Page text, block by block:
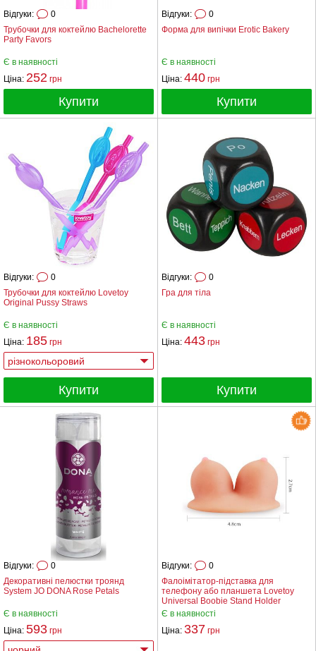
Трубочки для коктейлю Bachelorette
Party Favors
Відгуки: 0
Є в наявності
Ціна: 252 грн
Купити
Форма для випічки Erotic Bakery
Відгуки: 0
Є в наявності
Ціна: 440 грн
Купити
Трубочки для коктейлю Lovetoy
Original Pussy Straws
Відгуки: 0
Є в наявності
Ціна: 185 грн
Купити
Гра для тіла
Відгуки: 0
Є в наявності
Ціна: 443 грн
Купити
Декоративні пелюстки троянд
System JO DONA Rose Petals
Відгуки: 0
Є в наявності
Ціна: 593 грн
Фалоімітатор-підставка для
телефону або планшета Lovetoy
Universal Boobie Stand Holder
Відгуки: 0
Є в наявності
Ціна: 337 грн